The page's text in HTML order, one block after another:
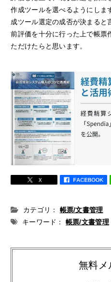
作成ツールを選べるようにしま
成ツール選定の成否が決まると
前評価を十分に行った上で帳票
ただけたらと思います。
カテゴリ：
帳票/文書管理
キーワード：
帳票/文書管理
無料メ